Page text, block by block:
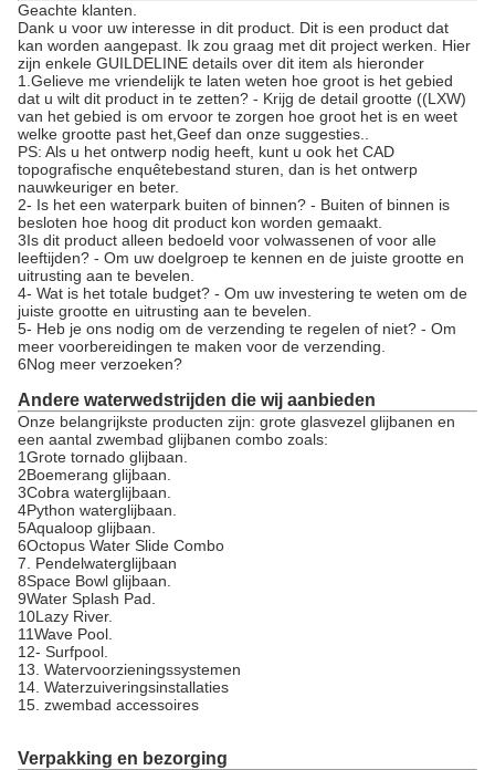
Geachte klanten.
Dank u voor uw interesse in dit product. Dit is een product dat
kan worden aangepast. Ik zou graag met dit project werken. Hier
zijn enkele GUILDELINE details over dit item als hieronder
1.Gelieve me vriendelijk te laten weten hoe groot is het gebied
dat u wilt dit product in te zetten? - Krijg de detail grootte ((LXW)
van het gebied is om ervoor te zorgen hoe groot het is en weet
welke grootte past het,Geef dan onze suggesties..
PS: Als u het ontwerp nodig heeft, kunt u ook het CAD
topografische enquêtebestand sturen, dan is het ontwerp
nauwkeuriger en beter.
2- Is het een waterpark buiten of binnen? - Buiten of binnen is
besloten hoe hoog dit product kon worden gemaakt.
3Is dit product alleen bedoeld voor volwassenen of voor alle
leeftijden? - Om uw doelgroep te kennen en de juiste grootte en
uitrusting aan te bevelen.
4- Wat is het totale budget? - Om uw investering te weten om de
juiste grootte en uitrusting aan te bevelen.
5- Heb je ons nodig om de verzending te regelen of niet? - Om
meer voorbereidingen te maken voor de verzending.
6Nog meer verzoeken?
Andere waterwedstrijden die wij aanbieden
Onze belangrijkste producten zijn: grote glasvezel glijbanen en
een aantal zwembad glijbanen combo zoals:
1Grote tornado glijbaan.
2Boemerang glijbaan.
3Cobra waterglijbaan.
4Python waterglijbaan.
5Aqualoop glijbaan.
6Octopus Water Slide Combo
7. Pendelwaterglijbaan
8Space Bowl glijbaan.
9Water Splash Pad.
10Lazy River.
11Wave Pool.
12- Surfpool.
13. Watervoorzieningssystemen
14. Waterzuiveringsinstallaties
15. zwembad accessoires
Verpakking en bezorging